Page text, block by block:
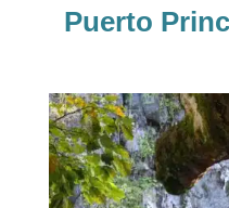
Puerto